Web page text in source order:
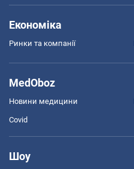
Економіка
Ринки та компанії
MedOboz
Новини медицини
Covid
Шоу